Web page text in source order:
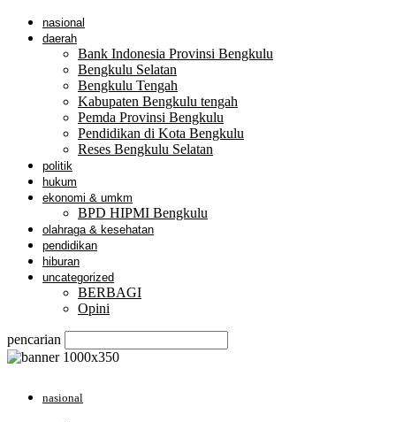
nasional
daerah
Bank Indonesia Provinsi Bengkulu
Bengkulu Selatan
Bengkulu Tengah
Kabupaten Bengkulu tengah
Pemda Provinsi Bengkulu
Pendidikan di Kota Bengkulu
Reses Bengkulu Selatan
politik
hukum
ekonomi & umkm
BPD HIPMI Bengkulu
olahraga & kesehatan
pendidikan
hiburan
uncategorized
BERBAGI
Opini
pencarian
nasional